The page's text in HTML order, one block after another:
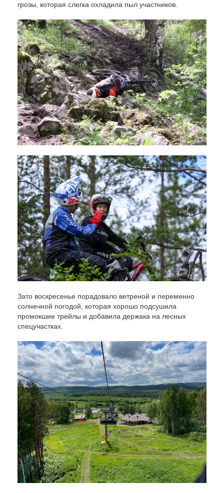
грозы, которая слегка охладила пыл участников.
Зато воскресенье порадовало ветреной и переменно
солнечной погодой, которая хорошо подсушила
промокшие трейлы и добавила держака на лесных
спецучастках.